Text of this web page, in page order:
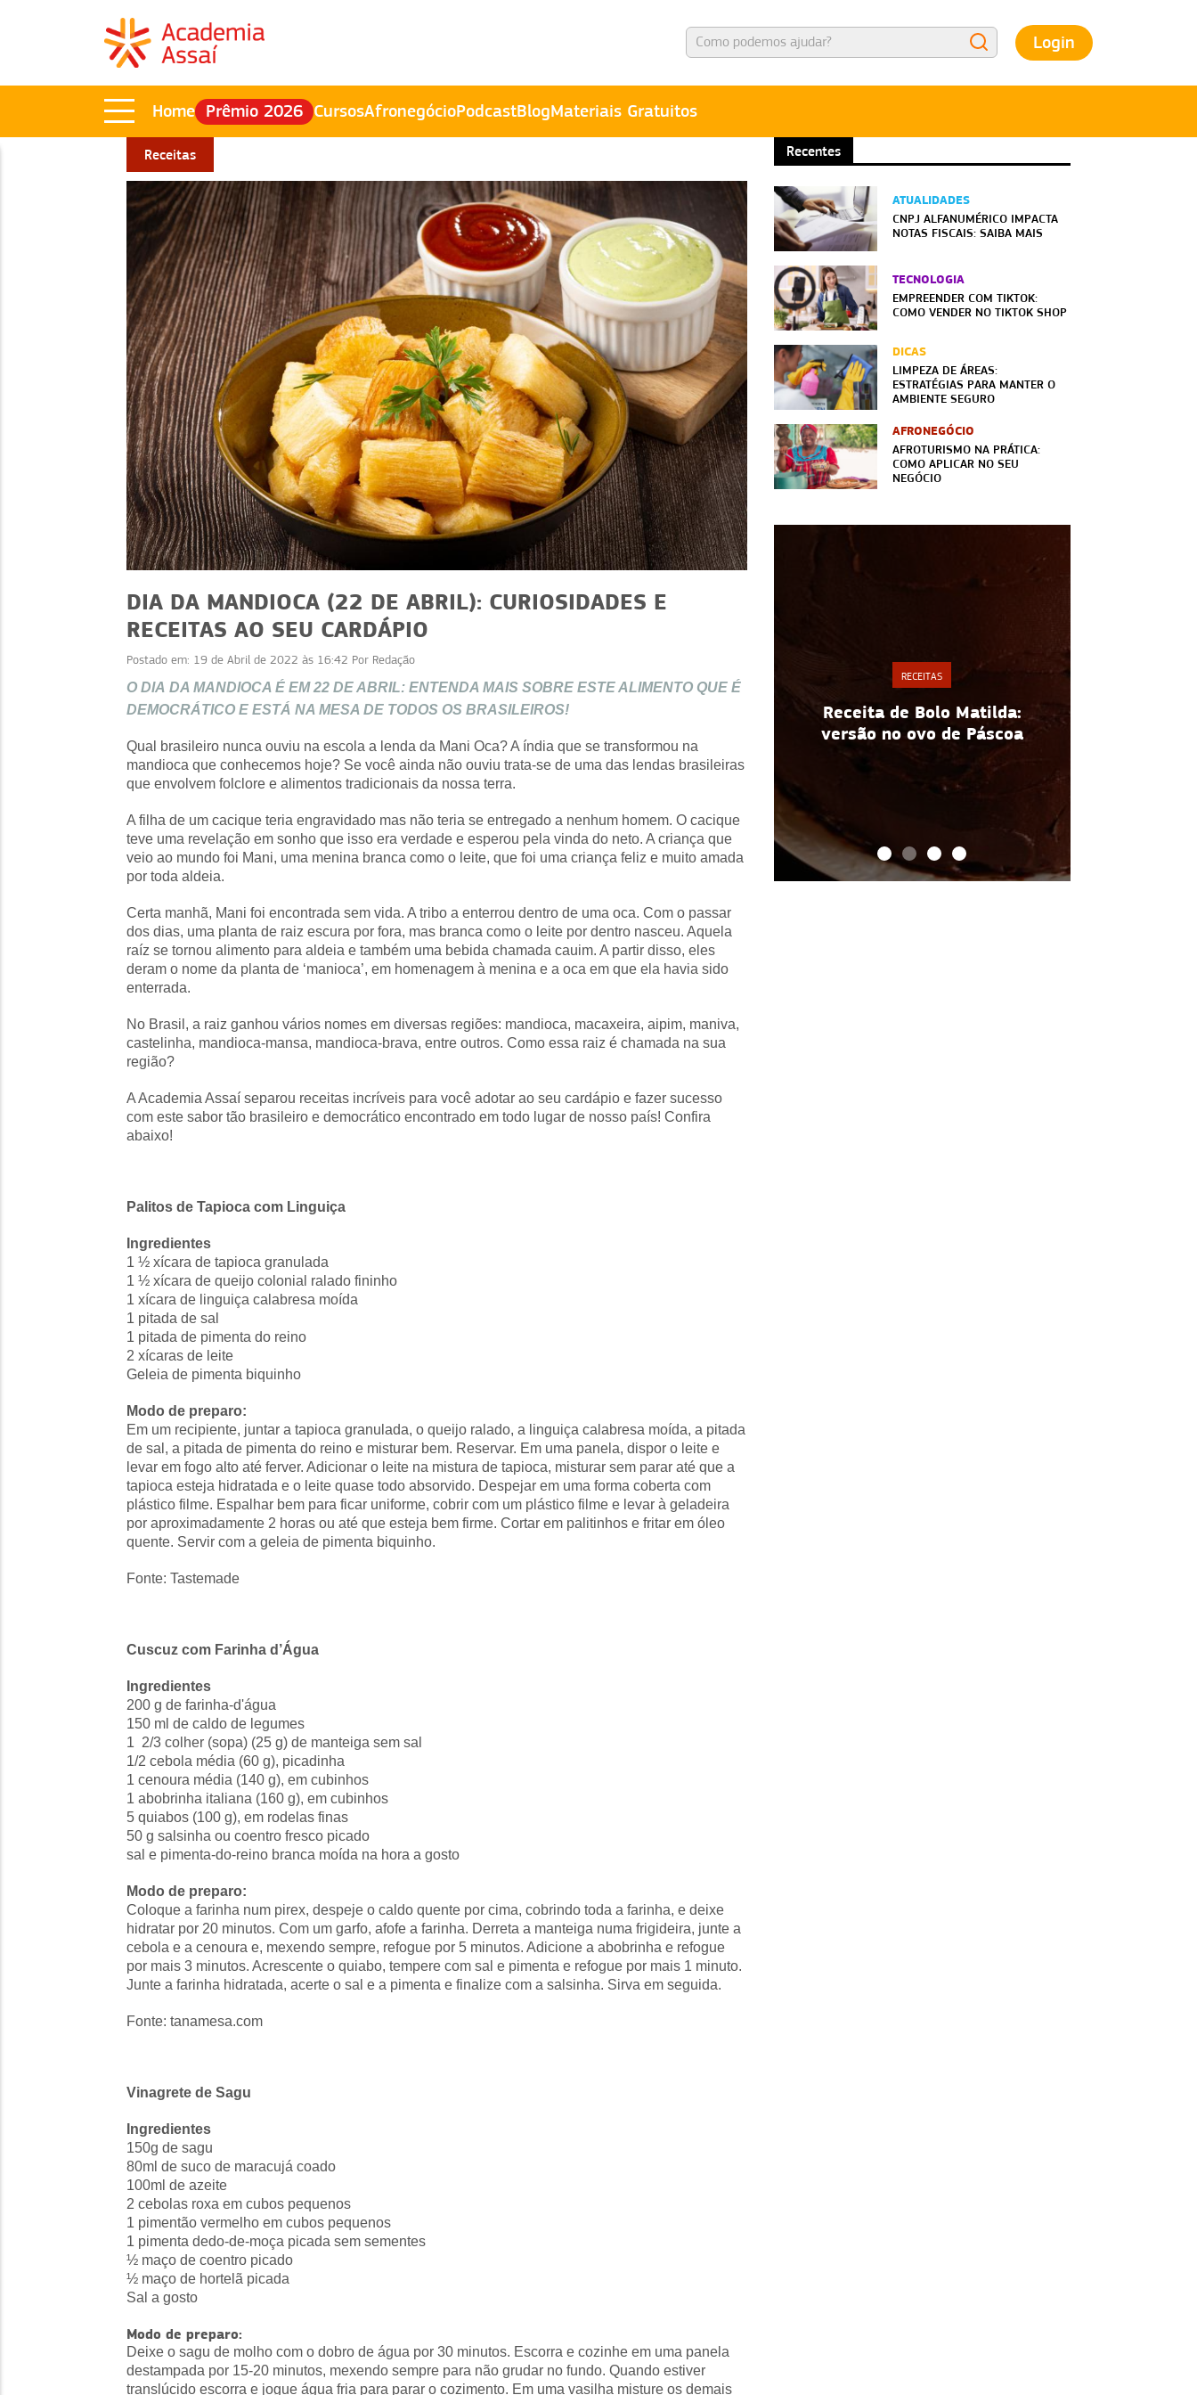
Login
Home Prêmio 2026 CursosAfronegócioPodcastBlogMateriais Gratuitos
Receitas
DIA DA MANDIOCA (22 DE ABRIL): CURIOSIDADES E
RECEITAS AO SEU CARDÁPIO
Postado em: 19 de Abril de 2022 às 16:42 Por Redação
O DIA DA MANDIOCA É EM 22 DE ABRIL: ENTENDA MAIS SOBRE ESTE ALIMENTO QUE É
DEMOCRÁTICO E ESTÁ NA MESA DE TODOS OS BRASILEIROS!
Qual brasileiro nunca ouviu na escola a lenda da Mani Oca? A índia que se transformou na
mandioca que conhecemos hoje? Se você ainda não ouviu trata-se de uma das lendas brasileiras
que envolvem folclore e alimentos tradicionais da nossa terra.
A filha de um cacique teria engravidado mas não teria se entregado a nenhum homem. O cacique
teve uma revelação em sonho que isso era verdade e esperou pela vinda do neto. A criança que
veio ao mundo foi Mani, uma menina branca como o leite, que foi uma criança feliz e muito amada
por toda aldeia.
Certa manhã, Mani foi encontrada sem vida. A tribo a enterrou dentro de uma oca. Com o passar
dos dias, uma planta de raiz escura por fora, mas branca como o leite por dentro nasceu. Aquela
raíz se tornou alimento para aldeia e também uma bebida chamada cauim. A partir disso, eles
deram o nome da planta de ‘manioca’, em homenagem à menina e a oca em que ela havia sido
enterrada.
No Brasil, a raiz ganhou vários nomes em diversas regiões: mandioca, macaxeira, aipim, maniva,
castelinha, mandioca-mansa, mandioca-brava, entre outros. Como essa raiz é chamada na sua
região?
A Academia Assaí separou receitas incríveis para você adotar ao seu cardápio e fazer sucesso
com este sabor tão brasileiro e democrático encontrado em todo lugar de nosso país! Confira
abaixo!
Palitos de Tapioca com Linguiça
Ingredientes
1 ½ xícara de tapioca granulada
1 ½ xícara de queijo colonial ralado fininho
1 xícara de linguiça calabresa moída
1 pitada de sal
1 pitada de pimenta do reino
2 xícaras de leite
Geleia de pimenta biquinho
Modo de preparo:
Em um recipiente, juntar a tapioca granulada, o queijo ralado, a linguiça calabresa moída, a pitada
de sal, a pitada de pimenta do reino e misturar bem. Reservar. Em uma panela, dispor o leite e
levar em fogo alto até ferver. Adicionar o leite na mistura de tapioca, misturar sem parar até que a
tapioca esteja hidratada e o leite quase todo absorvido. Despejar em uma forma coberta com
plástico filme. Espalhar bem para ficar uniforme, cobrir com um plástico filme e levar à geladeira
por aproximadamente 2 horas ou até que esteja bem firme. Cortar em palitinhos e fritar em óleo
quente. Servir com a geleia de pimenta biquinho.
Fonte: Tastemade
Cuscuz com Farinha d’Água
Ingredientes
200 g de farinha-d'água
150 ml de caldo de legumes
1 2/3 colher (sopa) (25 g) de manteiga sem sal
1/2 cebola média (60 g), picadinha
1 cenoura média (140 g), em cubinhos
1 abobrinha italiana (160 g), em cubinhos
5 quiabos (100 g), em rodelas finas
50 g salsinha ou coentro fresco picado
sal e pimenta-do-reino branca moída na hora a gosto
Modo de preparo:
Coloque a farinha num pirex, despeje o caldo quente por cima, cobrindo toda a farinha, e deixe
hidratar por 20 minutos. Com um garfo, afofe a farinha. Derreta a manteiga numa frigideira, junte a
cebola e a cenoura e, mexendo sempre, refogue por 5 minutos. Adicione a abobrinha e refogue
por mais 3 minutos. Acrescente o quiabo, tempere com sal e pimenta e refogue por mais 1 minuto.
Junte a farinha hidratada, acerte o sal e a pimenta e finalize com a salsinha. Sirva em seguida.
Fonte: tanamesa.com
Vinagrete de Sagu
Ingredientes
150g de sagu
80ml de suco de maracujá coado
100ml de azeite
2 cebolas roxa em cubos pequenos
1 pimentão vermelho em cubos pequenos
1 pimenta dedo-de-moça picada sem sementes
½ maço de coentro picado
½ maço de hortelã picada
Sal a gosto
Modo de preparo:
Deixe o sagu de molho com o dobro de água por 30 minutos. Escorra e cozinhe em uma panela
destampada por 15-20 minutos, mexendo sempre para não grudar no fundo. Quando estiver
translúcido escorra e jogue água fria para parar o cozimento. Em uma vasilha misture os demais
Recentes
ATUALIDADES
CNPJ ALFANUMÉRICO IMPACTA
NOTAS FISCAIS: SAIBA MAIS
TECNOLOGIA
EMPREENDER COM TIKTOK:
COMO VENDER NO TIKTOK SHOP
DICAS
LIMPEZA DE ÁREAS:
ESTRATÉGIAS PARA MANTER O
AMBIENTE SEGURO
AFRONEGÓCIO
AFROTURISMO NA PRÁTICA:
COMO APLICAR NO SEU
NEGÓCIO
Cardápio de Verão: receitas
Receitas com café: ideias
RECEITAS
Receita de Bolo Matilda:
versão no ovo de Páscoa
1 2 3 4